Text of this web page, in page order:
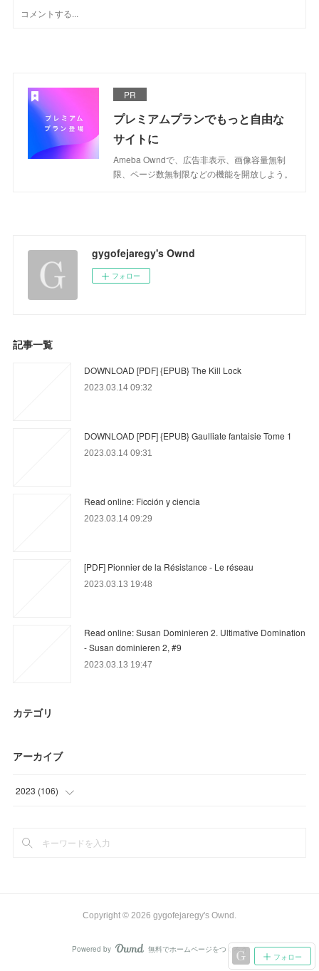
PR
プレミアムプランでもっと自由な
サイトに
Ameba Owndで、広告非表示、画像容量無制
限、ページ数無制限などの機能を開放しよう。
gygofejaregy's Ownd
フォロー
記事一覧
DOWNLOAD [PDF] {EPUB} The Kill Lock
2023.03.14 09:32
DOWNLOAD [PDF] {EPUB} Gaulliate fantaisie Tome 1
2023.03.14 09:31
Read online: Ficción y ciencia
2023.03.14 09:29
[PDF] Pionnier de la Résistance - Le réseau
2023.03.13 19:48
Read online: Susan Dominieren 2. Ultimative Domination
- Susan dominieren 2, #9
2023.03.13 19:47
カテゴリ
アーカイブ
2023 (106)
(
フォロー
Copyright © 2026 gygofejaregy's Ownd .
Powered by AmebaOwnd
無料でホームページをつくろう